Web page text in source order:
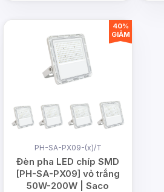
PH-SA-PX09-(x)/T
Đèn pha LED chíp SMD
[PH-SA-PX09] vỏ trắng
50W-200W | Saco
40%
GIẢM